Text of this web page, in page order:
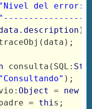
"Nivel del error:
);
consulta(SQL:
"Consultando" );
Object = new
=
thi s;